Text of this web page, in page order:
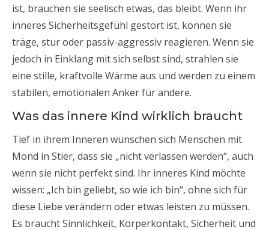
ist, brauchen sie seelisch etwas, das bleibt. Wenn ihr
inneres Sicherheitsgefühl gestört ist, können sie
träge, stur oder passiv-aggressiv reagieren. Wenn sie
jedoch in Einklang mit sich selbst sind, strahlen sie
eine stille, kraftvolle Wärme aus und werden zu einem
stabilen, emotionalen Anker für andere.
Was das innere Kind wirklich braucht
Tief in ihrem Inneren wünschen sich Menschen mit
Mond in Stier, dass sie „nicht verlassen werden“, auch
wenn sie nicht perfekt sind. Ihr inneres Kind möchte
wissen: „Ich bin geliebt, so wie ich bin“, ohne sich für
diese Liebe verändern oder etwas leisten zu müssen.
Es braucht Sinnlichkeit, Körperkontakt, Sicherheit und